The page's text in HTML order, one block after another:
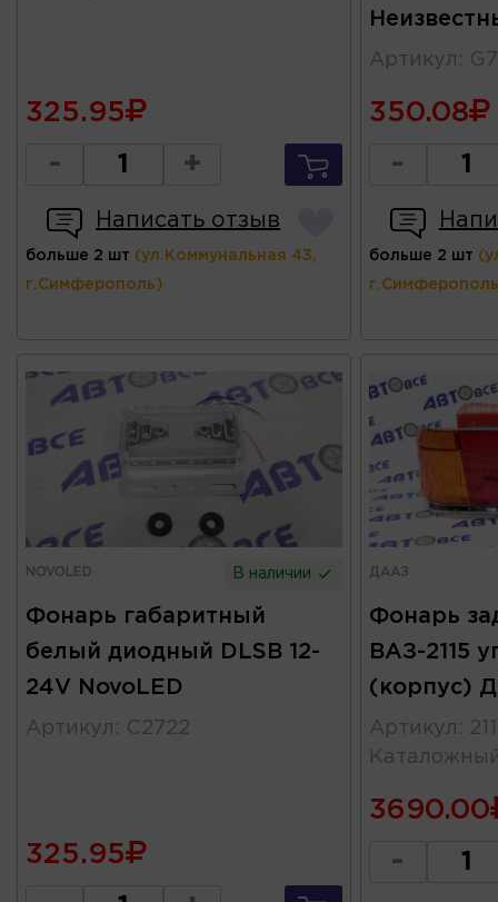
325.95
- +
Написать отзыв
больше 2 шт (ул.Коммунальная 43,
г.Симферополь)
Артикул :
350.08
-
больше 2 шт
NOVOLED В наличии
Фонарь габаритный
белый диодный DLSB 12-
24V NovoLED
Артикул : C2722
325.95
ДААЗ
Фонарь
ВАЗ-2115
(корпус)
Артикул :
3690.00
-